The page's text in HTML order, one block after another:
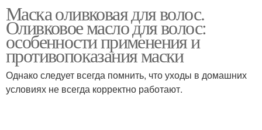
Маска оливковая для волос.
Оливковое масло для волос:
особенности применения и
противопоказания маски
Однако следует всегда помнить, что уходы в домашних
условиях не всегда корректно работают.